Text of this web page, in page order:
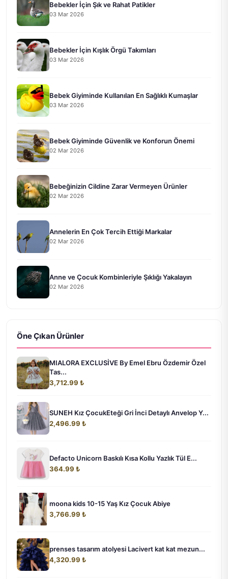
Bebekler İçin Şık ve Rahat Patikler
03 Mar 2026
Bebekler İçin Kışlık Örgü Takımları
03 Mar 2026
Bebek Giyiminde Kullanılan En Sağlıklı Kumaşlar
03 Mar 2026
Bebek Giyiminde Güvenlik ve Konforun Önemi
02 Mar 2026
Bebeğinizin Cildine Zarar Vermeyen Ürünler
02 Mar 2026
Annelerin En Çok Tercih Ettiği Markalar
02 Mar 2026
Anne ve Çocuk Kombinleriyle Şıklığı Yakalayın
02 Mar 2026
Öne Çıkan Ürünler
MIALORA EXCLUSİVE By Emel Ebru Özdemir Özel
Tas...
3,712.99 ₺
SUNEH Kız ÇocukEteği Gri İnci Detaylı Anvelop Y...
2,496.99 ₺
Defacto Unicorn Baskılı Kısa Kollu Yazlık Tül E...
364.99 ₺
moona kids 10-15 Yaş Kız Çocuk Abiye
3,766.99 ₺
prenses tasarım atolyesi Lacivert kat kat mezun...
4,320.99 ₺